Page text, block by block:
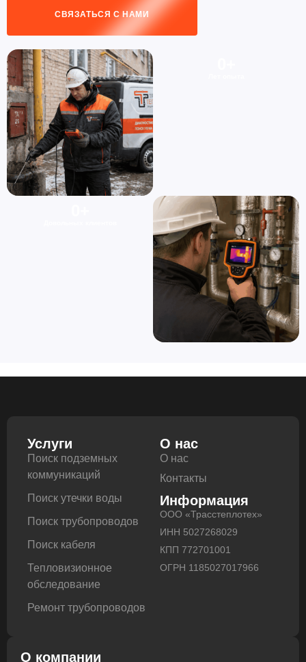
СВЯЗАТЬСЯ С НАМИ
Услуги
Поиск подземных
коммуникаций
Поиск утечки воды
Поиск трубопроводов
Поиск кабеля
Тепловизионное
обследование
Ремонт трубопроводов
О нас
О нас
Контакты
Информация
ООО «Трасстеплотех»
ИНН 5027268029
КПП 772701001
ОГРН 1185027017966
О компании